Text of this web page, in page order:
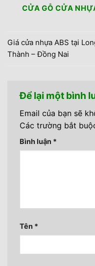
CỬA GỖ CỬA
Giá cửa nhựa ABS tại
Thành – Đồng Nai
Để lại một bình
Email của bạn sẽ
Các trường bắt
Bình luận *
Tên *